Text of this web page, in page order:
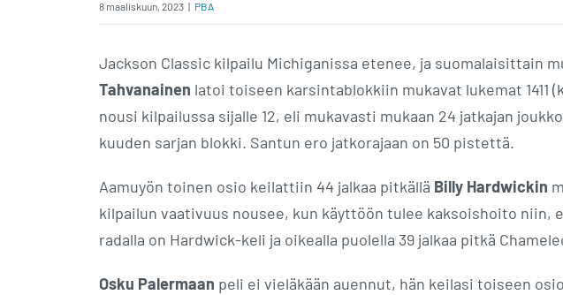
8 maaliskuun, 2023 | PBA
Jackson Classic kilpailu Michiganissa etenee, ja suomalaisittain
Tahvanainen latoi toiseen karsintablokkiin mukavat lukemat 1411
nousi kilpailussa sijalle 12, eli mukavasti mukaan 24 jatkajan
kuuden sarjan blokki. Santun ero jatkorajaan on 50 pistettä.
Aamuyön toinen osio keilattiin 44 jalkaa pitkällä Billy Hardwickin
kilpailun vaativuus nousee, kun käyttöön tulee kaksoishoito niin,
radalla on Hardwick-keli ja oikealla puolella 39 jalkaa pitkä
Osku Palermaan peli ei vieläkään auennut, hän keilasi toiseen